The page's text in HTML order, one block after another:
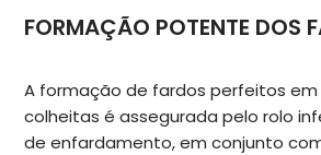
FORMAÇÃO POTENTE DOS
A formação de fardos perfeitos
colheitas é assegurada pelo rolo
de enfardamento, em conjunto